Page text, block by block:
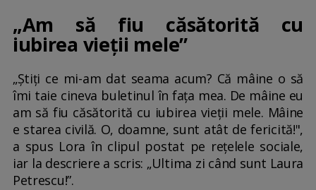
„Am să fiu căsătorită cu
iubirea vieții mele”
„Știți ce mi-am dat seama acum? Că mâine o să
îmi taie cineva buletinul în fața mea. De mâine eu
am să fiu căsătorită cu iubirea vieții mele. Mâine
e starea civilă. O, doamne, sunt atât de fericită!",
a spus Lora în clipul postat pe rețelele sociale,
iar la descriere a scris: „Ultima zi când sunt Laura
Petrescu!”.